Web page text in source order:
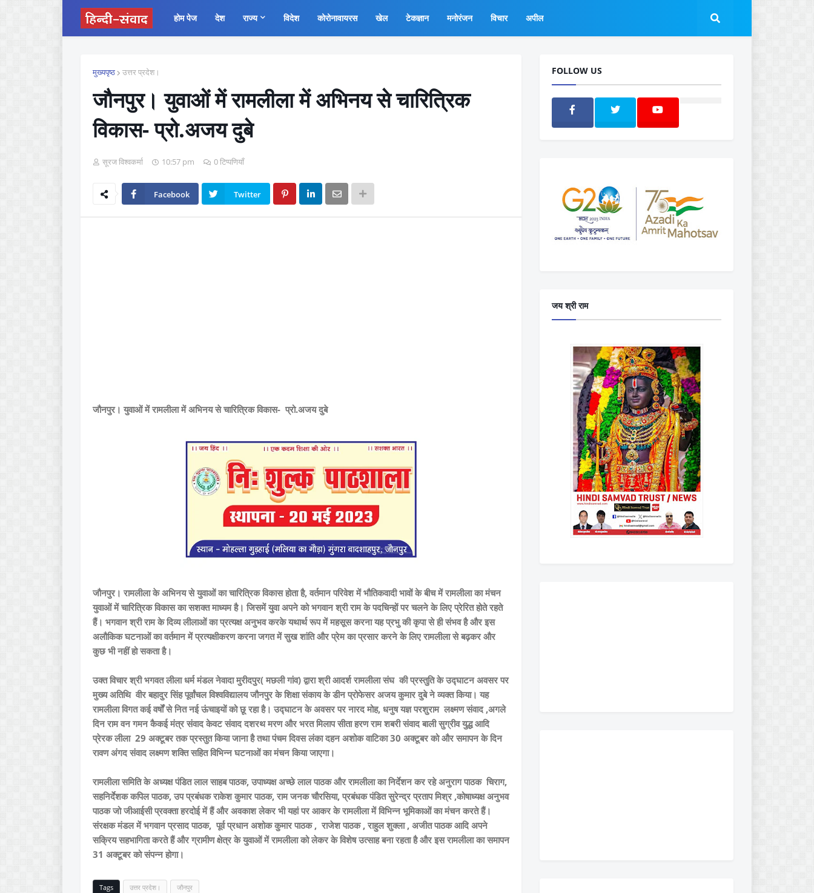
होम पेज देश राज्य विदेश कोरोनावायरस खेल टेकज्ञान मनोरंजन विचार अपील
मुख्यपृष्ठ उत्तर प्रदेश।
जौनपुर। युवाओं में रामलीला में अभिनय से चारित्रिक
विकास- प्रो.अजय दुबे
सूरज विश्वकर्मा 10:57 pm 0 टिप्पणियाँ
Facebook Twitter
जौनपुर। युवाओं में रामलीला में अभिनय से चारित्रिक विकास- प्रो.अजय दुबे
जौनपुर। रामलीला के अभिनय से युवाओं का चारित्रिक विकास होता है, वर्तमान परिवेश में भौतिकवादी भावों के बीच में रामलीला का मंचन
युवाओं में चारित्रिक विकास का सशक्त माध्यम है। जिसमें युवा अपने को भगवान श्री राम के पदचिन्हों पर चलने के लिए प्रेरित होते रहते
हैं। भगवान श्री राम के दिव्य लीलाओं का प्रत्यक्ष अनुभव करके यथार्थ रूप में महसूस करना यह प्रभु की कृपा से ही संभव है और इस
अलौकिक घटनाओं का वर्तमान में प्रत्यक्षीकरण करना जगत में सुख शांति और प्रेम का प्रसार करने के लिए रामलीला से बढ़कर और
कुछ भी नहीं हो सकता है।
उक्त विचार श्री भगवत लीला धर्म मंडल नेवादा मुरीदपुर( मछली गांव) द्वारा श्री आदर्श रामलीला संघ की प्रस्तुति के उद्घाटन अवसर पर
मुख्य अतिथि वीर बहादुर सिंह पूर्वांचल विश्वविद्यालय जौनपुर के शिक्षा संकाय के डीन प्रोफेसर अजय कुमार दुबे ने व्यक्त किया। यह
रामलीला विगत कई वर्षों से नित नई ऊंचाइयों को छू रहा है। उद्घाटन के अवसर पर नारद मोह, धनुष यज्ञ परशुराम लक्ष्मण संवाद ,अगले
दिन राम वन गमन कैकई मंत्र संवाद केवट संवाद दशरथ मरण और भरत मिलाप सीता हरण राम शबरी संवाद बाली सुग्रीव युद्ध आदि
प्रेरक लीला 29 अक्टूबर तक प्रस्तुत किया जाना है तथा पंचम दिवस लंका दहन अशोक वाटिका 30 अक्टूबर को और समापन के दिन
रावण अंगद संवाद लक्ष्मण शक्ति सहित विभिन्न घटनाओं का मंचन किया जाएगा।
रामलीला समिति के अध्यक्ष पंडित लाल साहब पाठक, उपाध्यक्ष अच्छे लाल पाठक और रामलीला का निर्देशन कर रहे अनुराग पाठक चिराग,
सहनिर्देशक कपिल पाठक, उप प्रबंधक राकेश कुमार पाठक, राम जनक चौरसिया, प्रबंधक पंडित सुरेन्द्र प्रताप मिश्र ,कोषाध्यक्ष अनुभव
पाठक जो जीआईसी प्रवक्ता हरदोई में हैं और अवकाश लेकर भी यहां पर आकर के रामलीला में विभिन्न भूमिकाओं का मंचन करते हैं।
संरक्षक मंडल में भगवान प्रसाद पाठक, पूर्व प्रधान अशोक कुमार पाठक , राजेश पाठक , राहुल शुक्ला , अजीत पाठक आदि अपने
सक्रिय सहभागिता करते हैं और ग्रामीण क्षेत्र के युवाओं में रामलीला को लेकर के विशेष उत्साह बना रहता है और इस रामलीला का समापन
31 अक्टूबर को संपन्न होगा।
Tags उत्तर प्रदेश। जौनपुर
FOLLOW US
जय श्री राम